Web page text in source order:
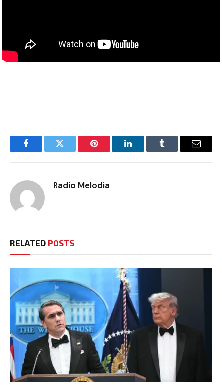
FacebookTwitter Pinterest LinkedInTumblr Email
Radio Melodia
RELATED POSTS